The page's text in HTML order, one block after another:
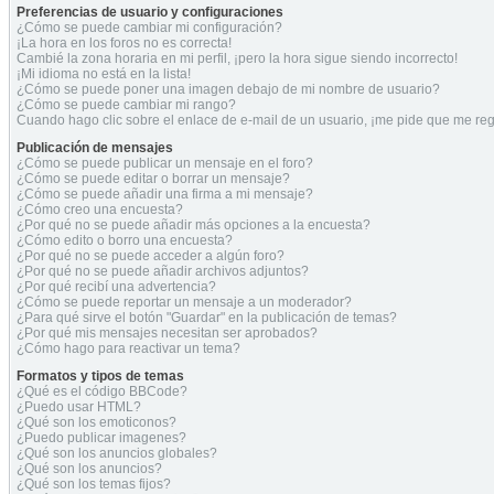
Preferencias de usuario y configuraciones
¿Cómo se puede cambiar mi configuración?
¡La hora en los foros no es correcta!
Cambié la zona horaria en mi perfil, ¡pero la hora sigue siendo incorrecto!
¡Mi idioma no está en la lista!
¿Cómo se puede poner una imagen debajo de mi nombre de usuario?
¿Cómo se puede cambiar mi rango?
Cuando hago clic sobre el enlace de e-mail de un usuario, ¡me pide que me
Publicación de mensajes
¿Cómo se puede publicar un mensaje en el foro?
¿Cómo se puede editar o borrar un mensaje?
¿Cómo se puede añadir una firma a mi mensaje?
¿Cómo creo una encuesta?
¿Por qué no se puede añadir más opciones a la encuesta?
¿Cómo edito o borro una encuesta?
¿Por qué no se puede acceder a algún foro?
¿Por qué no se puede añadir archivos adjuntos?
¿Por qué recibí una advertencia?
¿Cómo se puede reportar un mensaje a un moderador?
¿Para qué sirve el botón "Guardar" en la publicación de temas?
¿Por qué mis mensajes necesitan ser aprobados?
¿Cómo hago para reactivar un tema?
Formatos y tipos de temas
¿Qué es el código BBCode?
¿Puedo usar HTML?
¿Qué son los emoticonos?
¿Puedo publicar imagenes?
¿Qué son los anuncios globales?
¿Qué son los anuncios?
¿Qué son los temas fijos?